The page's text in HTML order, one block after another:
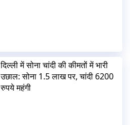
दिल्ली में सोना चांदी की कीमतों में भारी
उछाल: सोना 1.5 लाख पर, चांदी 6200
रुपये महंगी